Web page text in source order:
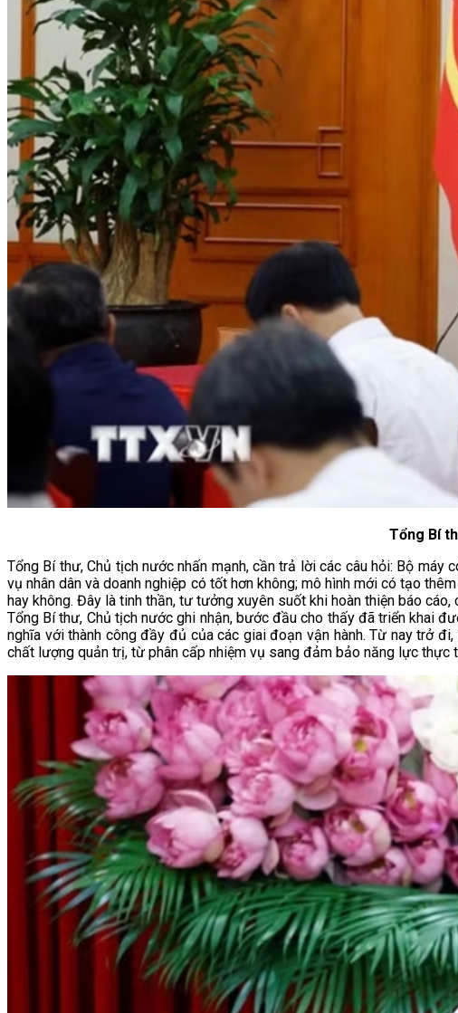
Tổng Bí
Tổng Bí thư, Chủ tịch nước nhấn mạnh, cần trả lời các câu hỏi: Bộ máy
vụ nhân dân và doanh nghiệp có tốt hơn không; mô hình mới có tạo
hay không. Đây là tinh thần, tư tưởng xuyên suốt khi hoàn thiện báo
Tổng Bí thư, Chủ tịch nước ghi nhận, bước đầu cho thấy đã triển khai
nghĩa với thành công đầy đủ của các giai đoạn vận hành. Từ nay trở
chất lượng quản trị, từ phân cấp nhiệm vụ sang đảm bảo năng lực thực